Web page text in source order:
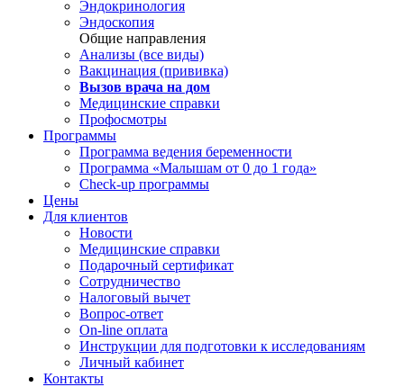
Эндокринология
Эндоскопия
Общие направления
Анализы (все виды)
Вакцинация (прививка)
Вызов врача на дом
Медицинские справки
Профосмотры
Программы
Программа ведения беременности
Программа «Малышам от 0 до 1 года»
Check-up программы
Цены
Для клиентов
Новости
Медицинские справки
Подарочный сертификат
Сотрудничество
Налоговый вычет
Вопрос-ответ
On-line оплата
Инструкции для подготовки к исследованиям
Личный кабинет
Контакты